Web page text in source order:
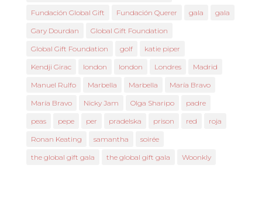
Fundación Global Gift Fundación Querer gala gala
Gary Dourdan Global Gift Foundation
Global Gift Foundation golf katie piper
Kendji Girac london london Londres Madrid
Manuel Rulfo Marbella Marbella María Bravo
María Bravo Nicky Jam Olga Sharipo padre
peas pepe per pradelska prison red roja
Ronan Keating samantha soirée
the global gift gala the global gift gala Woonkly